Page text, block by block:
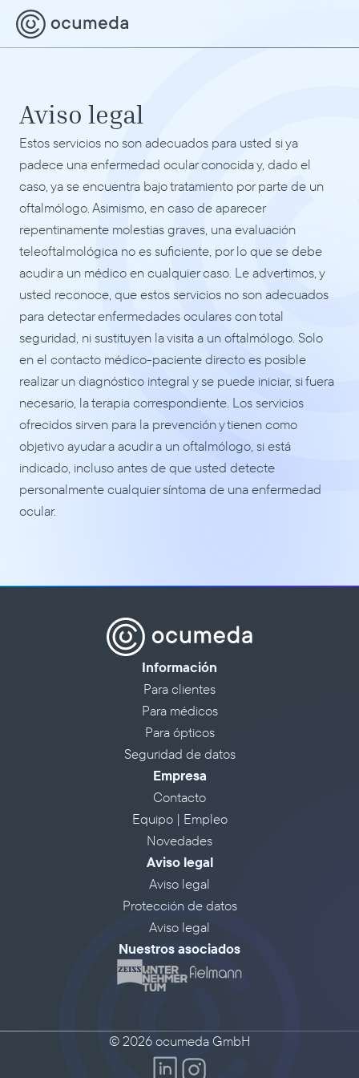
Aviso legal
Estos servicios no son adecuados para usted si ya
padece una enfermedad ocular conocida y, dado el
caso, ya se encuentra bajo tratamiento por parte de un
oftalmólogo. Asimismo, en caso de aparecer
repentinamente molestias graves, una evaluación
teleoftalmológica no es suficiente, por lo que se debe
acudir a un médico en cualquier caso. Le advertimos, y
usted reconoce, que estos servicios no son adecuados
para detectar enfermedades oculares con total
seguridad, ni sustituyen la visita a un oftalmólogo. Solo
en el contacto médico-paciente directo es posible
realizar un diagnóstico integral y se puede iniciar, si fuera
necesario, la terapia correspondiente. Los servicios
ofrecidos sirven para la prevención y tienen como
objetivo ayudar a acudir a un oftalmólogo, si está
indicado, incluso antes de que usted detecte
personalmente cualquier síntoma de una enfermedad
ocular.
Información
Para clientes
Para médicos
Para ópticos
Seguridad de datos
Empresa
Contacto
Equipo | Empleo
Novedades
Aviso legal
Aviso legal
Protección de datos
Aviso legal
Nuestros asociados
© 2026 ocumeda GmbH